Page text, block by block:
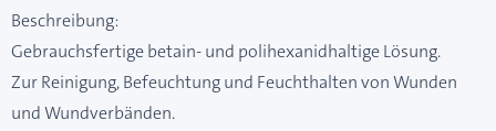
Beschreibung:
Gebrauchsfertige betain- und polihexanidhaltige Lösung.
Zur Reinigung, Befeuchtung und Feuchthalten von Wunden
und Wundverbänden.